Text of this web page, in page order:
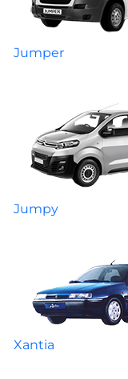
Jumper
Jumpy
Xantia